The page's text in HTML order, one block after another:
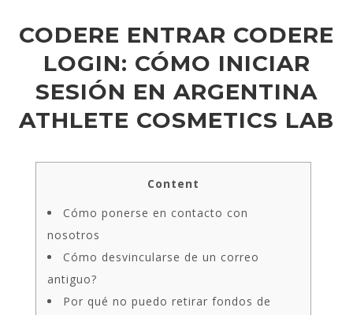
CODERE ENTRAR CODERE
LOGIN: CÓMO INICIAR
SESIÓN EN ARGENTINA
ATHLETE COSMETICS LAB
Content
Cómo ponerse en contacto con
nosotros
Cómo desvincularse de un correo
antiguo?
Por qué no puedo retirar fondos de